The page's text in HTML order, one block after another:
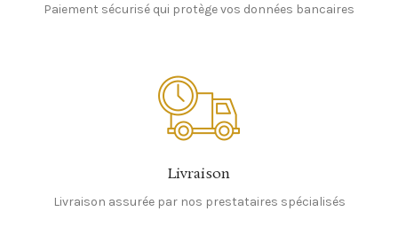
Paiement sécurisé qui protège vos données bancaires
Livraison
Livraison assurée par nos prestataires spécialisés